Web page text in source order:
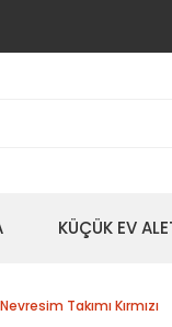
KÜÇÜK EV
Takımı Kırmızı